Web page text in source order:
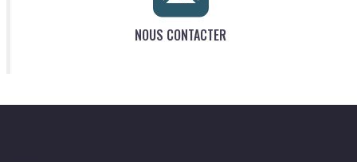
NOUS CONTACTER